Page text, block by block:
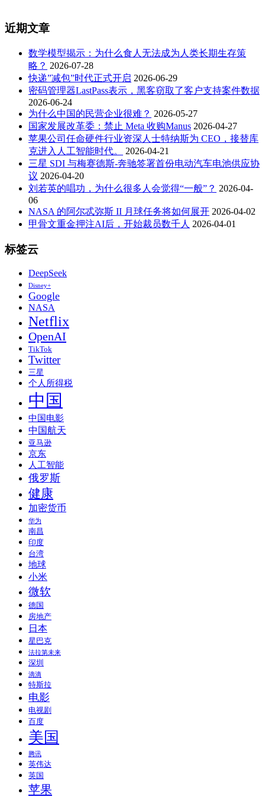
近期文章
数学模型揭示：为什么食人无法成为人类长期生存策
略？ 2026-07-28
快递”减包”时代正式开启 2026-06-29
密码管理器LastPass表示，黑客窃取了客户支持案件数据
2026-06-24
为什么中国的民营企业很难？ 2026-05-27
国家发展改革委：禁止 Meta 收购Manus 2026-04-27
苹果公司任命硬件行业资深人士特纳斯为 CEO，接替库
克进入人工智能时代。
2026-04-21
三星 SDI 与梅赛德斯-奔驰签署首份电动汽车电池供应协
议 2026-04-20
刘若英的唱功，为什么很多人会觉得“一般”？ 2026-04-
06
NASA 的阿尔忒弥斯 II 月球任务将如何展开 2026-04-02
甲骨文重金押注AI后，开始裁员数千人 2026-04-01
标签云
DeepSeek
Disney+
Google
NASA
Netflix
OpenAI
TikTok
Twitter
三星
个人所得税
中国
中国电影
中国航天
亚马逊
京东
人工智能
俄罗斯
健康
加密货币
华为
南昌
印度
台湾
地球
小米
微软
德国
房地产
日本
星巴克
法拉第未来
深圳
滴滴
特斯拉
电影
电视剧
百度
美国
腾讯
英伟达
英国
苹果